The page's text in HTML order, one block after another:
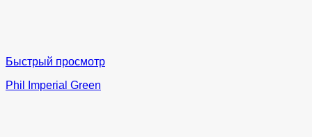
Быстрый просмотр
Phil Imperial Green